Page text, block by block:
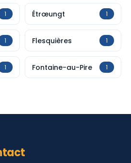
1 Étrœungt 1
1 Flesquières 1
1 Fontaine-au-Pire 1